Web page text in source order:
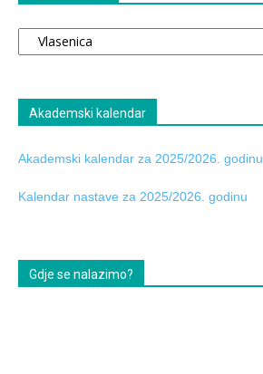
Oglasna
tabla
Akademski kalendar
Akademski kalendar za 2025/2026. godinu
Kalendar nastave za 2025/2026. godinu
Gdje se nalazimo?